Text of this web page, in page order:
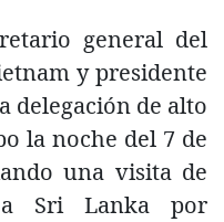
general del
y presidente
delegación de alto
la noche del 7 de
una visita de
Sri Lanka por